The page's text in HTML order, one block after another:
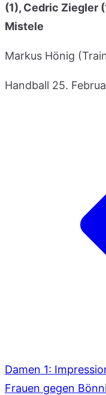
(1), Cedric Ziegler
Mistele
Markus Hönig
Handball 25.
Damen 1:
Frauen gegen